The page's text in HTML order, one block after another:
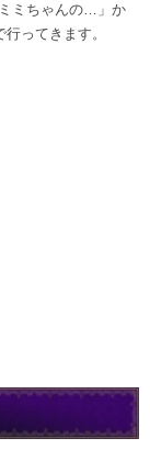
ミちゃんの…」か
ってきます。